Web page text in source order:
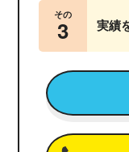
その
3 実績